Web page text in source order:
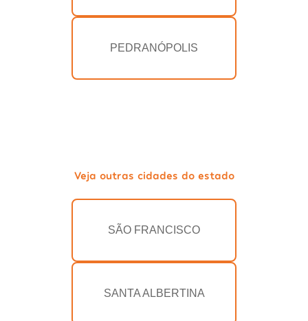
PEDRANÓPOLIS
Veja outras cidades do estado
SÃO FRANCISCO
SANTA ALBERTINA